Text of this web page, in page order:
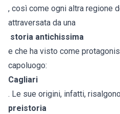
, così come ogni altra regione
attraversata da una
storia antichissima
e che ha visto come
capoluogo:
Cagliari
. Le sue origini, infatti,
preistoria